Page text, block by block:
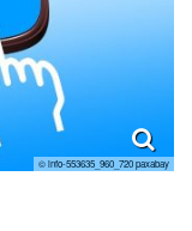
© info-553635_960_720 paxabay